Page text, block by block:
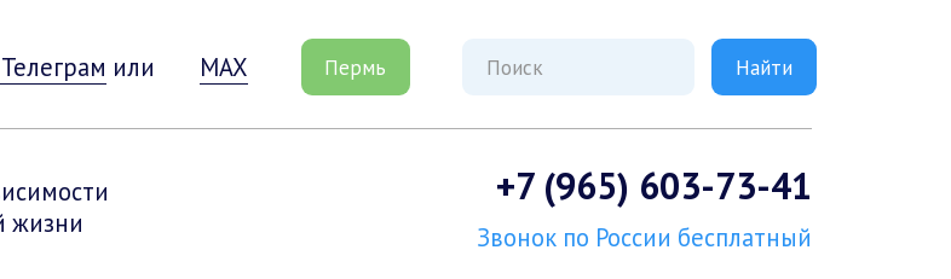
или MAX Пермь
жизни
+7 (965) 603-73-41
Звонок по России бесплатный